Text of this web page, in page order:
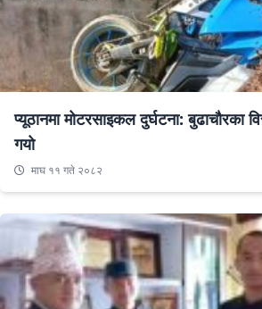
प्यूठानमा मोटरसाइकल दुर्घटना: बुढाचौरका
गयो
माघ ११ गते २०८२